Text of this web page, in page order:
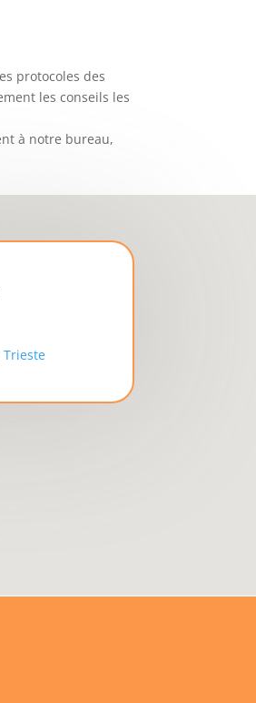
protocoles des
les conseils les
à notre bureau,
Trieste